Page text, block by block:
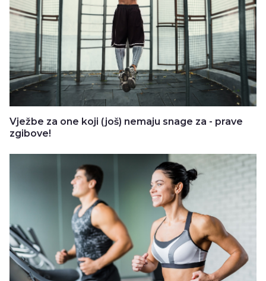
Vježbe za one koji (još) nemaju snage za - prave
zgibove!